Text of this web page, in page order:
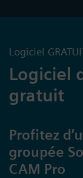
Logiciel
Logiciel
gratuit
Profitez
groupée
CAM Pro